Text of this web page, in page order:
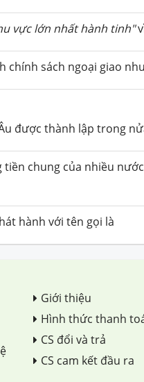
vực lớn nhất hành tinh"
chính sách ngoại giao
được thành lập trong
tiền chung của nhiều
hành với tên gọi là
Giới thiệu
Hình thức thanh
CS đổi và trả
CS cam kết đầu ra